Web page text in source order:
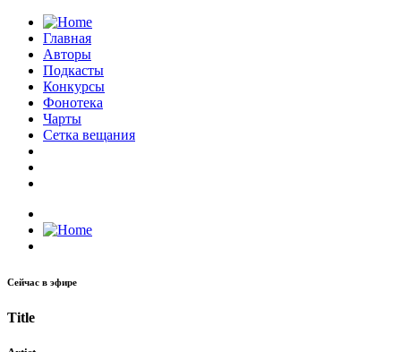
Главная
Авторы
Подкасты
Конкурсы
Фонотека
Чарты
Сетка вещания
Сейчас в эфире
Title